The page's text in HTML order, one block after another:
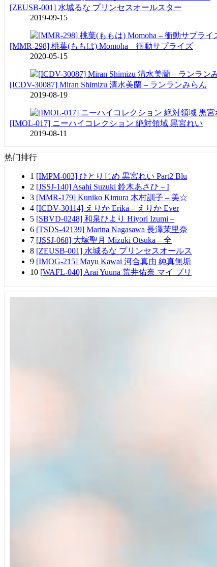
[ZEUSB-001] 水城るな プリンセスオールスター
2019-09-15
[MMR-298] 桃葉(ももは) Momoha – 衝動サプライズ
2020-05-15
[ICDV-30087] Miran Shimizu 清水美蘭 – ランランみらん
2019-08-19
[IMOL-017] ニーハイコレクション 絶対領域 黒宮れい
2019-08-11
热门排行
1 [IMPM-003] ひとりじめ 黒宮れい Part2 Blu
2 [JSSJ-140] Asahi Suzuki 鈴木あさひ – I
3 [MMR-179] Kuniko Kimura 木村訓子 – 美☆
4 [ICDV-30114] えりか Erika – えりか Ever
5 [SBVD-0248] 和泉ひより Hiyori Izumi –
6 [TSDS-42139] Marina Nagasawa 長澤茉里奈
7 [JSSJ-068] 大塚聖月 Mizuki Otsuka – 全
8 [ZEUSB-001] 水城るな プリンセスオールス
9 [IMOG-215] Mayu Kawai 河合真由 純真無垢
10 [WAFL-040] Arai Yuuna 荒井佑奈 マイ プリ